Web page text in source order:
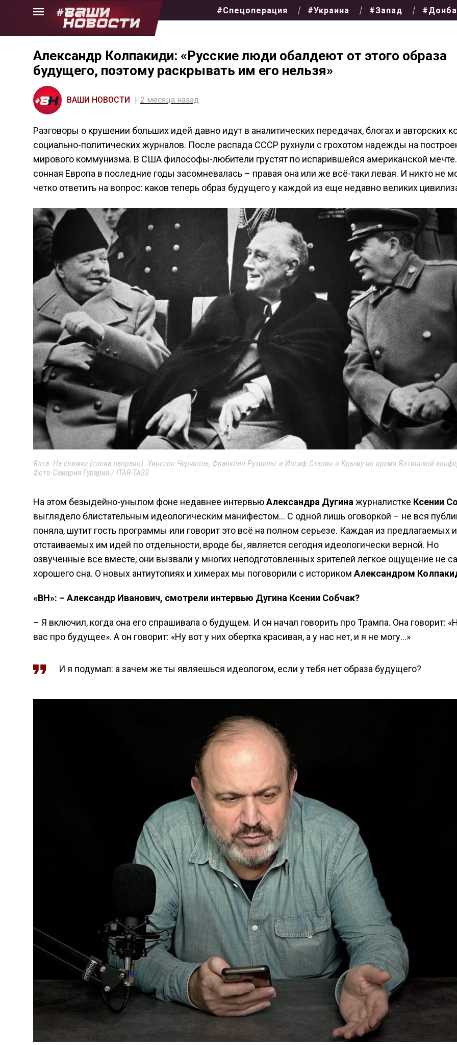
Skip
#Спецоперация #Украина #Запад
Александр Колпакиди: «Русские люди обалдеют от этого образа
будущего, поэтому раскрывать им его нельзя»
ВАШИ НОВОСТИ 2 месяца назад
Разговоры о крушении больших идей давно идут в аналитических передачах, блогах и авторских
социально-политических журналов. После распада СССР рухнули с грохотом надежды на
мирового коммунизма. В США философы-любители грустят по испарившейся американской
сонная Европа в последние годы засомневалась – правая она или же всё-таки левая. И никто не
четко ответить на вопрос: каков теперь образ будущего у каждой из еще недавно великих
Ялта. На снимке (слева направо): Уинстон Черчилль, Франклин Рузвельт и Иосиф Сталин в Крыму во время Ялтинской
Фото Самария Гурария / ITAR-TASS
На этом безыдейно-унылом фоне недавнее интервьюАлександра Дугина журналистке Ксении
выглядело блистательным идеологическим манифестом… С одной лишь оговоркой – не вся
поняла, шутит гость программы или говорит это всё на полном серьезе. Каждая из предлагаемых и
отстаиваемых им идей по отдельности, вроде бы, является сегодня идеологически верной. Но
озвученные все вместе, они вызвали у многих неподготовленных зрителей легкое ощущение не
хорошего сна. О новых антиутопиях и химерах мы поговорили с историком Александром
«ВН»: – Александр Иванович, смотрели интервью Дугина Ксении Собчак?
– Я включил, когда она его спрашивала о будущем. И он начал говорить про Трампа. Она говорит:
вас про будущее». А он говорит: «Ну вот у них обертка красивая, а у нас нет, и я не могу…»
И я подумал: а зачем же ты являешься идеологом, если у тебя нет образа будущего?